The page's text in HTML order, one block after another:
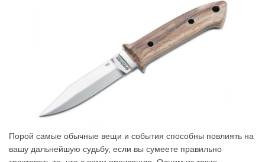
Порой самые обычные вещи и события способны повлиять на
вашу дальнейшую судьбу, если вы сумеете правильно